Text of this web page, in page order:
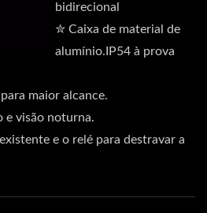
bidirecional
✮ Caixa de material de
alumínio.IP54 à prova
maior alcance.
e visão noturna.
e o relé para destravar a